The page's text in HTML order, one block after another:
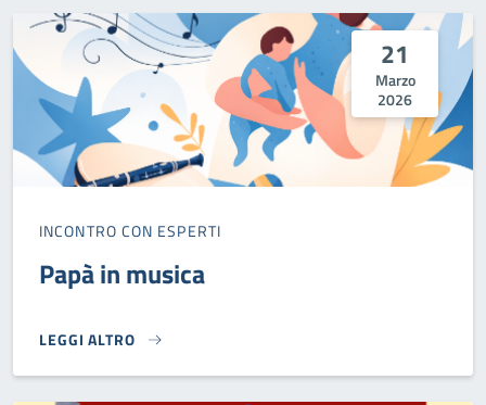
21
Marzo
2026
INCONTRO CON ESPERTI
Papà in musica
LEGGI ALTRO
PAPÀ IN MUSICA}